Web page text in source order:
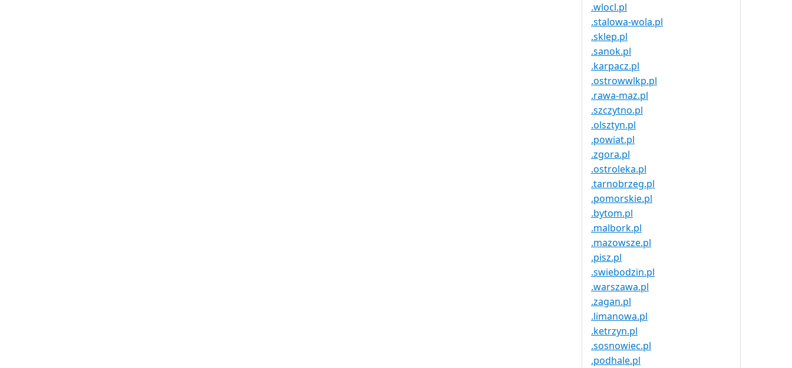
.wlocl.pl
.stalowa-wola.pl
.sklep.pl
.sanok.pl
.karpacz.pl
.ostrowwlkp.pl
.rawa-maz.pl
.szczytno.pl
.olsztyn.pl
.powiat.pl
.zgora.pl
.ostroleka.pl
.tarnobrzeg.pl
.pomorskie.pl
.bytom.pl
.malbork.pl
.mazowsze.pl
.pisz.pl
.swiebodzin.pl
.warszawa.pl
.zagan.pl
.limanowa.pl
.ketrzyn.pl
.sosnowiec.pl
.podhale.pl